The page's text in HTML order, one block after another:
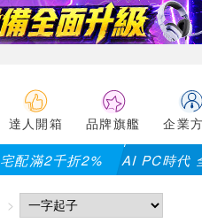
達人開箱 品牌旗艦 企業
宅配滿2千折2% AI PC時代